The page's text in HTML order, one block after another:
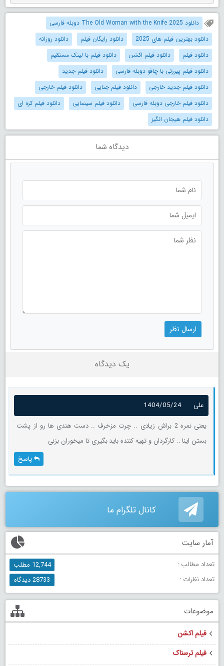
دانلود The Old Woman with the Knife 2025 دوبله فارسی
دانلود بهترین فیلم های 2025
دانلود رایگان فیلم
دانلود روزانه
دانلود فیلم
دانلود فیلم اکشن
دانلود فیلم با لینک مستقیم
دانلود فیلم پیرزنی با چاقو دوبله فارسی
دانلود فیلم جدید
دانلود فیلم جدید خارجی
دانلود فیلم جنایی
دانلود فیلم خارجی
دانلود فیلم خارجی دوبله فارسی
دانلود فیلم سینمایی
دانلود فیلم کره ای
دانلود فیلم هیجان انگیز
دیدگاه شما
یک دیدگاه
علی
1404/05/24
یعنی نمره 2 براش زیادی .. چرت مزخرف .. دست هندی ها رو از پشت
بستن اینا .. کارگردان و تهیه کننده باید بگیری تا میخوران بزنی
پاسخ
کانال تلگرام ما
آمار سایت
تعداد مطالب :
12,744 مطلب
تعداد نظرات :
28733 دیدگاه
موضوعات
فیلم اکشن
فیلم ترسناک